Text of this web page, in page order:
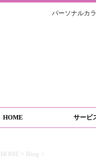
パーソナル
HOME サービ
HOME > Blog >